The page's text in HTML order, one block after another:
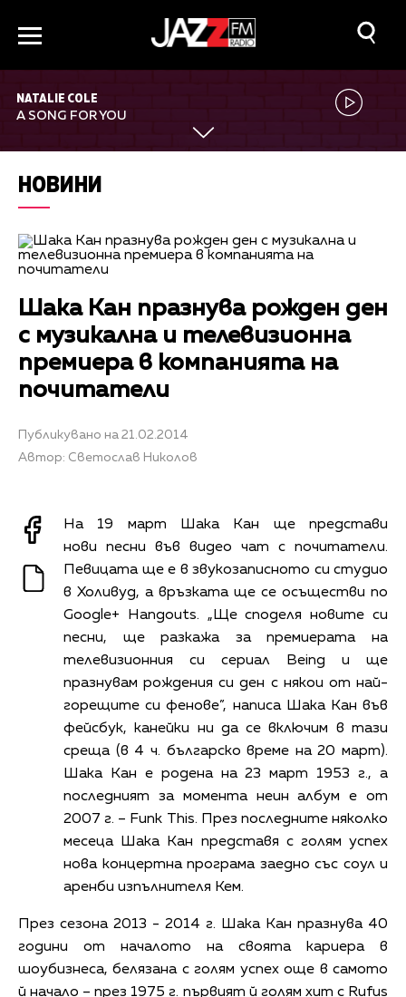
NATALIE COLE
A SONG FOR YOU
НОВИНИ
Шака Кан празнува рожден ден
с музикална и телевизионна
премиера в компанията на
почитатели
Публикувано на 21.02.2014
Автор: Светослав Николов
На 19 март Шака Кан ще представи
нови песни във видео чат с почитатели.
Певицата ще е в звукозаписното си студио
в Холивуд, а връзката ще се осъществи по
Google+ Hangouts. „Ще споделя новите си
песни, ще разкажа за премиерата на
телевизионния си сериал Being и ще
празнувам рождения си ден с някои от най-
горещите си фенове”, написа Шака Кан във
фейсбук, канейки ни да се включим в тази
среща (в 4 ч. българско време на 20 март).
Шака Кан е родена на 23 март 1953 г., а
последният за момента неин албум е от
2007 г. – Funk This. През последните няколко
месеца Шака Кан представя с голям успех
нова концертна програма заедно със соул и
аренби изпълнителя Кем.
През сезона 2013 - 2014 г. Шака Кан празнува 40
години от началото на своята кариера в
шоубизнеса, белязана с голям успех още в самото
й начало – през 1975 г. първият й голям хит с Rufus